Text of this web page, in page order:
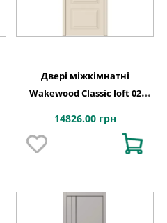
Двері міжкімнатні
Wakewood Classic loft 02
14826.00 грн